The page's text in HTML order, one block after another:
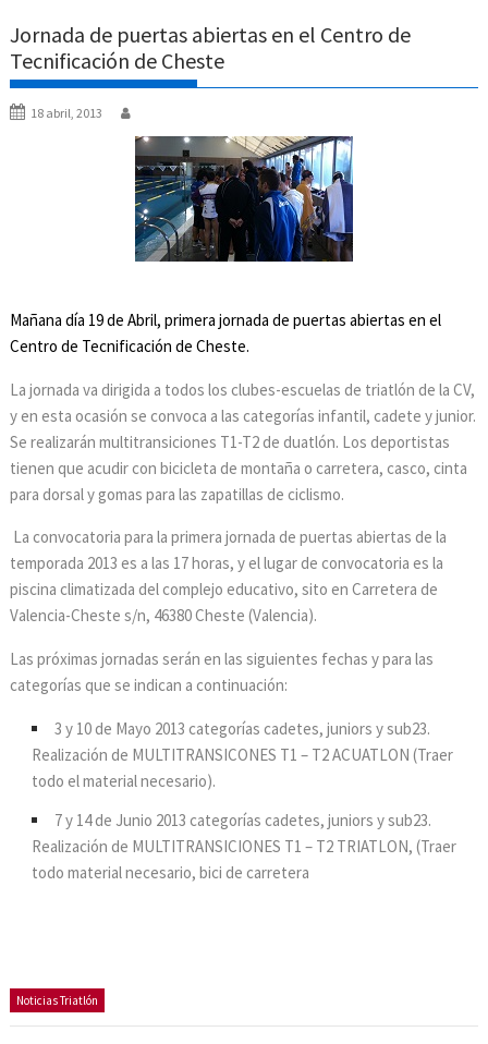
Jornada de puertas abiertas en el Centro de
Tecnificación de Cheste
18 abril, 2013
Mañana día 19 de Abril, primera jornada de puertas abiertas en el
Centro de Tecnificación de Cheste.
La jornada va dirigida a todos los clubes-escuelas de triatlón de la CV,
y en esta ocasión se convoca a las categorías infantil, cadete y junior.
Se realizarán multitransiciones T1-T2 de duatlón. Los deportistas
tienen que acudir con bicicleta de montaña o carretera, casco, cinta
para dorsal y gomas para las zapatillas de ciclismo.
La convocatoria para la primera jornada de puertas abiertas de la
temporada 2013 es a las 17 horas, y el lugar de convocatoria es la
piscina climatizada del complejo educativo, sito en Carretera de
Valencia-Cheste s/n, 46380 Cheste (Valencia).
Las próximas jornadas serán en las siguientes fechas y para las
categorías que se indican a continuación:
3 y 10 de Mayo 2013 categorías cadetes, juniors y sub23.
Realización de MULTITRANSICONES T1 – T2 ACUATLON (Traer
todo el material necesario).
7 y 14 de Junio 2013 categorías cadetes, juniors y sub23.
Realización de MULTITRANSICIONES T1 – T2 TRIATLON, (Traer
todo material necesario, bici de carretera
Noticias Triatlón